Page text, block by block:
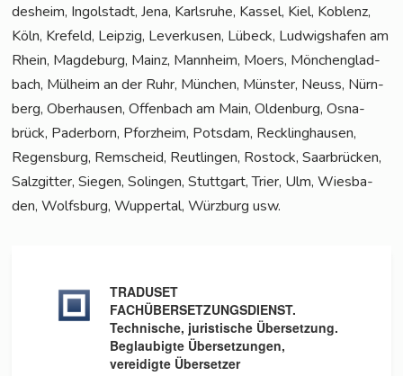
des­heim, Ingol­stadt, Jena, Karls­ru­he, Kas­sel, Kiel, Koblenz,
Köln, Kre­feld, Leip­zig, Lever­ku­sen, Lübeck, Lud­wigs­ha­fen am
Rhein, Mag­de­burg, Mainz, Mann­heim, Moers, Mön­chen­glad­
bach, Mül­heim an der Ruhr, Mün­chen, Müns­ter, Neuss, Nürn­
berg, Ober­hau­sen, Offen­bach am Main, Olden­burg, Osna­
brück, Pader­born, Pforz­heim, Pots­dam, Reck­ling­hau­sen,
Regens­burg, Rem­scheid, Reut­lin­gen, Ros­tock, Saar­brü­cken,
Salz­git­ter, Sie­gen, Solin­gen, Stutt­gart, Trier, Ulm, Wies­ba­
den, Wolfs­burg, Wup­per­tal, Würz­burg usw.
TRADUSET
FACHÜBERSETZUNGSDIENST.
Technische, juristische Übersetzung.
Beglaubigte Übersetzungen,
vereidigte Übersetzer